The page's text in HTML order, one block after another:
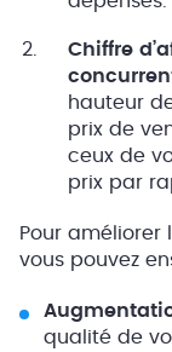
Chiffre
hauteur
prix de
ceux de
prix par
Pour
vous pouvez
qualité de